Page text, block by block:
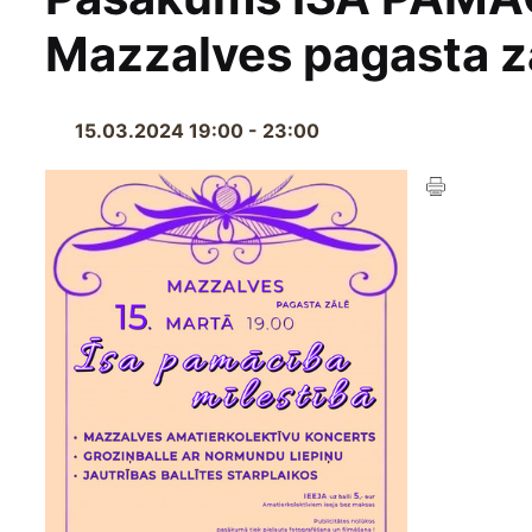
Mazzalves pagasta
15.03.2024 19:00 - 23:00